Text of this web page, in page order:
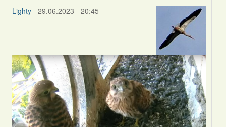
Lighty- 29.06.2023 - 20:45